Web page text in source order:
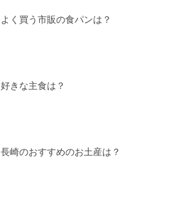
よく買う市販の食パンは？
好きな主食は？
長崎のおすすめのお土産は？